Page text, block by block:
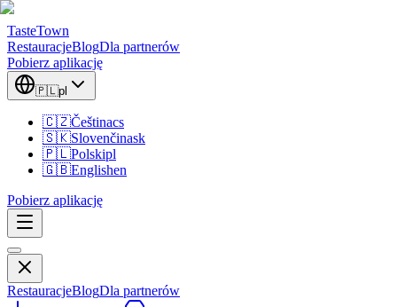
TasteTown
RestauracjeBlogDla partnerów
Pobierz aplikację
🇵🇱pl
🇨🇿Češtinacs
🇸🇰Slovenčinask
🇵🇱Polskipl
🇬🇧Englishen
Pobierz aplikację
RestauracjeBlogDla partnerów